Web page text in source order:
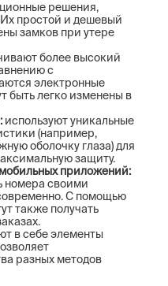
решения,
простой и дешевый
замков при утере
более высокий
с
электронные
быть легко изменены в
используют уникальные
(например,
оболочку глаза) для
защиту.
приложений:
номера своими
С помощью
также получать
в себе элементы
разных методов